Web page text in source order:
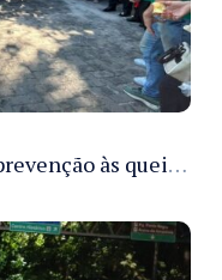
Manaus lança campanha de prevenção às queimadas no verão amazônico com comitê integrado